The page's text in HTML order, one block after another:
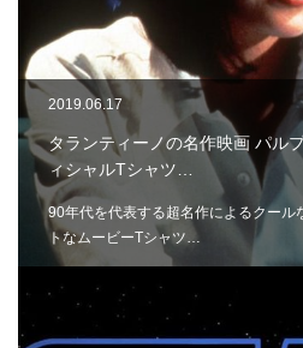
2019.06.17
タランティーノの名作映画 パル
ィシャルTシャツ…
90年代を代表する超名作によるクール
トなムービーTシャツ…